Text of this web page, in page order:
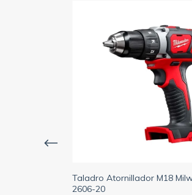
Taladro Atornillador M18
2606-20